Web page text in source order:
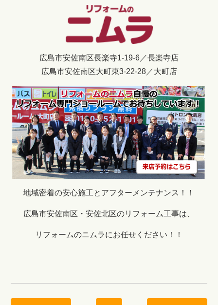
広島市安佐南区長楽寺1-19-6／長楽寺店
広島市安佐南区大町東3-22-28／大町店
地域密着の安心施工とアフターメンテナンス！！
広島市安佐南区・安佐北区のリフォーム工事は、
リフォームのニムラにお任せください！！